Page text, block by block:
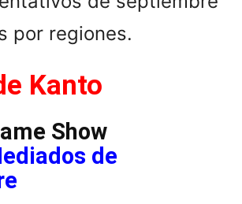
por regiones.
Kanto
Show
de